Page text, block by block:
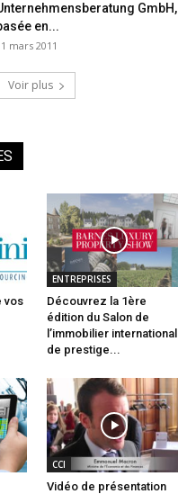
GmbH,
en...
mars 2011
Voir plus
vos
ENTREPRISES
Découvrez la 1ère
édition du Salon de
l’immobilier international
de prestige...
CCI
Vidéo de présentation